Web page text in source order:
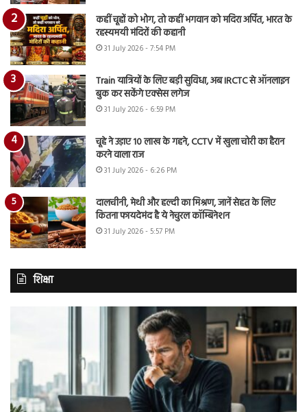
कहीं चूहों को भोग, तो कहीं भगवान को मदिरा अर्पित, भारत के
रहस्यमयी मंदिरों की कहानी
31 July 2026 - 7:54 PM
Train यात्रियों के लिए बड़ी सुविधा, अब IRCTC से ऑनलाइन
बुक कर सकेंगे एक्सेस लगेज
31 July 2026 - 6:59 PM
चूहे ने उड़ाए 10 लाख के गहने, CCTV में खुला चोरी का हैरान
करने वाला राज
31 July 2026 - 6:26 PM
दालचीनी, मेथी और हल्दी का मिश्रण, जानें सेहत के लिए
कितना फायदेमंद है ये नेचुरल कॉम्बिनेशन
31 July 2026 - 5:57 PM
शिक्षा